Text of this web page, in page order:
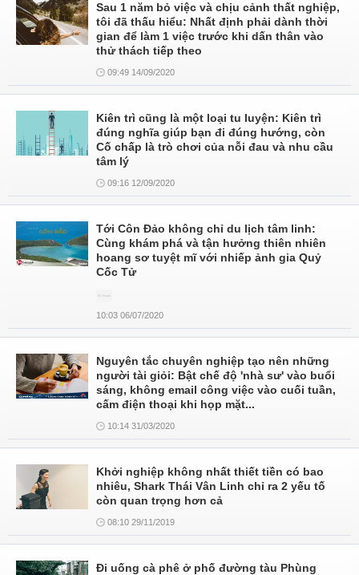
Sau 1 năm bỏ việc và chịu cảnh thất nghiệp,
tôi đã thấu hiểu: Nhất định phải dành thời
gian để làm 1 việc trước khi dấn thân vào
thử thách tiếp theo
09:49 14/09/2020
Kiên trì cũng là một loại tu luyện: Kiên trì
đúng nghĩa giúp bạn đi đúng hướng, còn
Cố chấp là trò chơi của nỗi đau và nhu cầu
tâm lý
09:16 12/09/2020
Tới Côn Đảo không chỉ du lịch tâm linh:
Cùng khám phá và tận hưởng thiên nhiên
hoang sơ tuyệt mĩ với nhiếp ảnh gia Quỷ
Cốc Tử
10:03 06/07/2020
Nguyên tắc chuyên nghiệp tạo nên những
người tài giỏi: Bật chế độ 'nhà sư' vào buổi
sáng, không email công việc vào cuối tuần,
cấm điện thoại khi họp mặt...
10:14 31/03/2020
Khởi nghiệp không nhất thiết tiền có bao
nhiêu, Shark Thái Vân Linh chỉ ra 2 yếu tố
còn quan trọng hơn cả
08:10 29/11/2019
Đi uống cà phê ở phố đường tàu Phùng